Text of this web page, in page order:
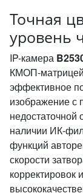
Точная
уровень
IP-камера
КМОП-матрицей
эффективное
изображение с
наличии ИК-
функций
скорости